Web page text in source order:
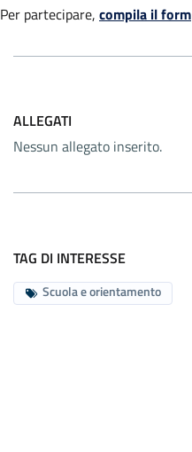
Per partecipare, compila il form
ALLEGATI
Nessun allegato inserito.
TAG DI INTERESSE
Scuola e orientamento